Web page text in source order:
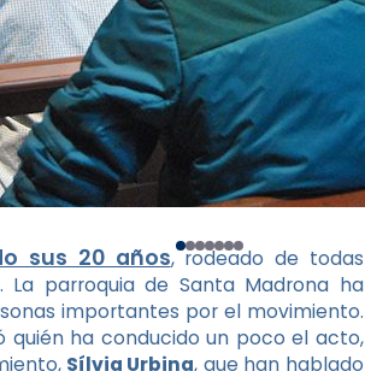
sus 20 años, rodeado de todas
parroquia de Santa Madrona ha
importantes por el movimiento.
quién ha conducido un poco el acto,
Sílvia Urbina, que han hablado